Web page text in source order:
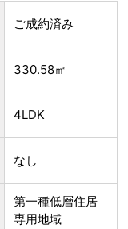
ご成約済み
330.58㎡
4LDK
なし
第一種低層住居
専用地域